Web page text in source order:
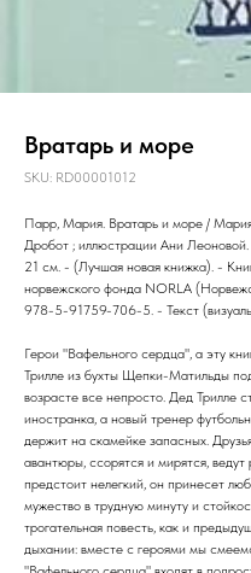
Вратарь и море
SKU: RD00001012
Парр, Мария. Вратарь и море /
Дробот ; иллюстрации Ани
21 см. - (Лучшая новая книжка). -
норвежского фонда NORLA
978-5-91759-706-5. - Текст
Герои "Вафельного сердца", а эту
Трилле из бухты Щепки-Матильды
возрасте все непросто. Дед Трилле
иностранка, а новый тренер
держит на скамейке запасных.
авантюры, ссорятся и мирятся,
предстоит нелегкий, он принесет
мужество в трудную минуту и
трогательная повесть, как и
дыхании: вместе с героями мы